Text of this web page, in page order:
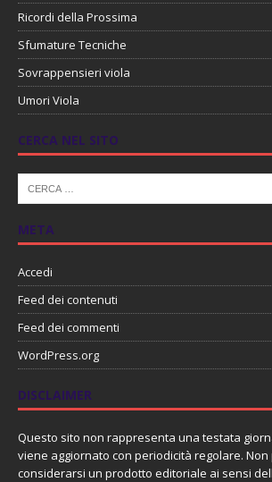
Ricordi della Prossima
Sfumature Tecniche
Sovrappensieri viola
Umori Viola
CERCA NEL SITO
META
Accedi
Feed dei contenuti
Feed dei commenti
WordPress.org
DISCLAIMER
Questo sito non rappresenta una testata
viene aggiornato con periodicità regolare.
considerarsi un prodotto editoriale ai sensi